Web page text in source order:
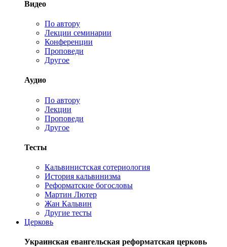
Видео
По автору
Лекции семинарии
Конференции
Проповеди
Другое
Аудио
По автору
Лекции
Проповеди
Другое
Тесты
Кальвинистская сотериология
История кальвинизма
Реформатские богословы
Мартин Лютер
Жан Кальвин
Другие тесты
Церковь
Украинская евангельская реформатская церковь